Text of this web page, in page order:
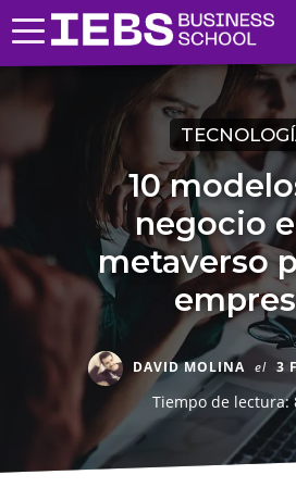
10
negocio
metaverso
DAVID MOLINA el 3
Tiempo de lectura: